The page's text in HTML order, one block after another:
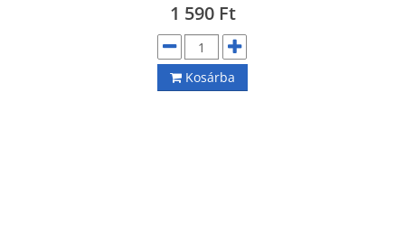
1 590 Ft
Kosárba